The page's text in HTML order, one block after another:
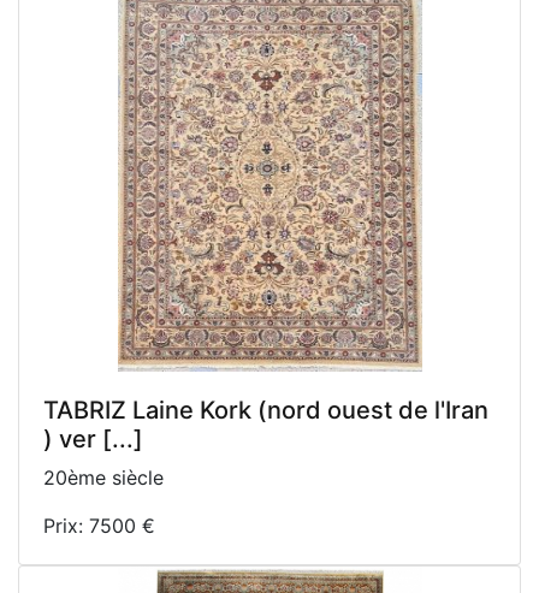
TABRIZ Laine Kork (nord ouest de l'Iran
) ver [...]
20ème siècle
Prix: 7500 €